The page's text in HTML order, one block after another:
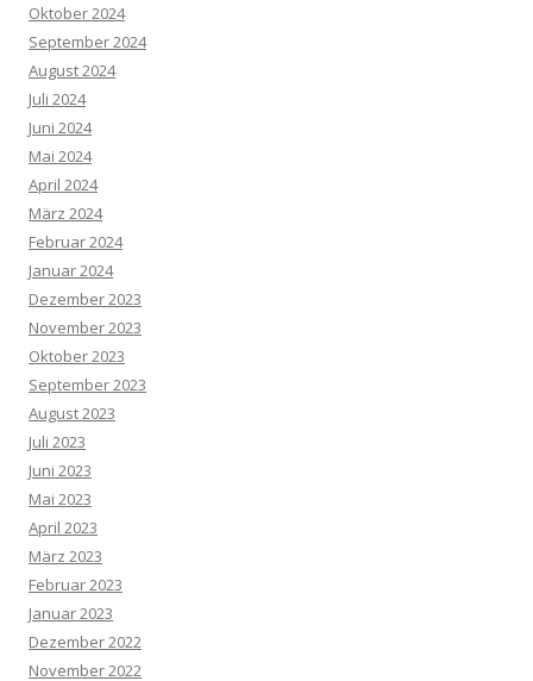
Oktober 2024
September 2024
August 2024
Juli 2024
Juni 2024
Mai 2024
April 2024
März 2024
Februar 2024
Januar 2024
Dezember 2023
November 2023
Oktober 2023
September 2023
August 2023
Juli 2023
Juni 2023
Mai 2023
April 2023
März 2023
Februar 2023
Januar 2023
Dezember 2022
November 2022